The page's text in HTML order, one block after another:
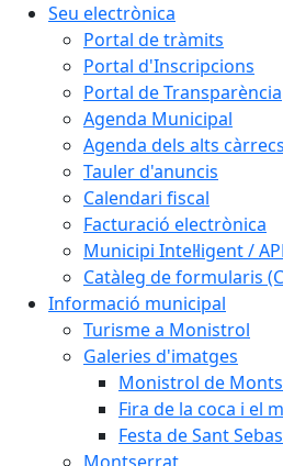
Seu electrònica
Portal de tràmits
Portal d'Inscripcions
Portal de Transparència
Agenda Municipal
Agenda dels alts càrrecs
Tauler d'anuncis
Calendari fiscal
Facturació electrònica
Municipi Intel·ligent /
Catàleg de formularis
Informació municipal
Turisme a Monistrol
Galeries d'imatges
Monistrol de
Fira de la coca i el
Festa de Sant